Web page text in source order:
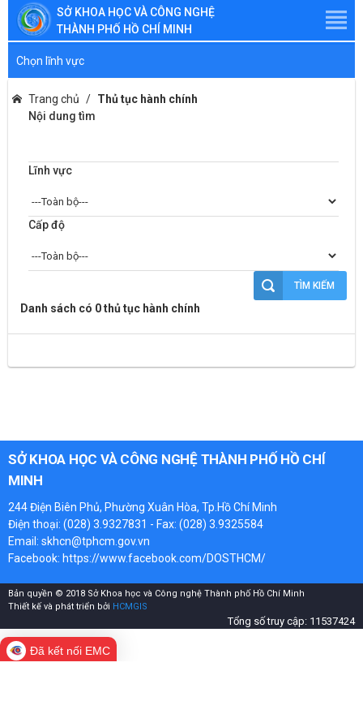
SỞ KHOA HỌC VÀ CÔNG NGHỆ
THÀNH PHỐ HỒ CHÍ MINH
Chọn lĩnh vực
Trang chủ
Thủ tục hành chính
Nội dung tìm
Lĩnh vực
Cấp độ
TÌM KIẾM
Danh sách có 0 thủ tục hành chính
SỞ KHOA HỌC VÀ CÔNG NGHỆ THÀNH PHỐ HỒ CHÍ
MINH
244 Điện Biên Phủ, Phường Xuân Hòa, Tp.Hồ Chí Minh
Điện thoại: (028) 3.9327831 - Fax: (028) 3.9325584
Email: skhcn@tphcm.gov.vn
Facebook: https://www.facebook.com/DOSTHCM/
Bản quyền © 2018 Sở Khoa học và Công nghệ Thành phố Hồ Chí Minh
Thiết kế và phát triển bởi HCMGIS
Tổng số truy cập: 11537424
Đã kết nối EMC